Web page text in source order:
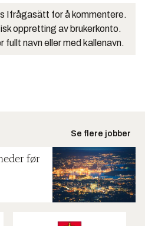
Ifrågasätt for å kommentere.
oppretting av brukerkonto.
fullt navn eller med kallenavn.
Se flere jobber
før